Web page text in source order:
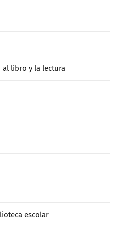
al libro y la lectura
escolar